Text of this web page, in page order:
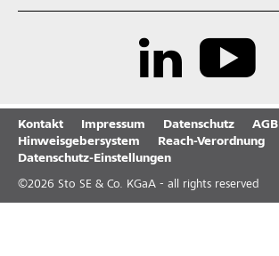
Kontakt Impressum Datenschutz
AGB
Hinweisgebersystem
Reach-Verordnung
Datenschutz-Einstellungen
©2026 Sto SE & Co. KGaA - all rights reserved